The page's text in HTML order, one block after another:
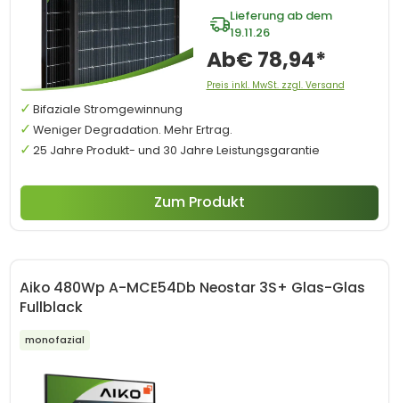
Lieferung ab dem
19.11.26
Ab€ 78,94*
Preis inkl. MwSt. zzgl. Versand
Bifaziale Stromgewinnung
Weniger Degradation. Mehr Ertrag.
25 Jahre Produkt- und 30 Jahre Leistungsgarantie
Zum Produkt
Aiko 480Wp A-MCE54Db Neostar 3S+ Glas-Glas
Fullblack
monofazial